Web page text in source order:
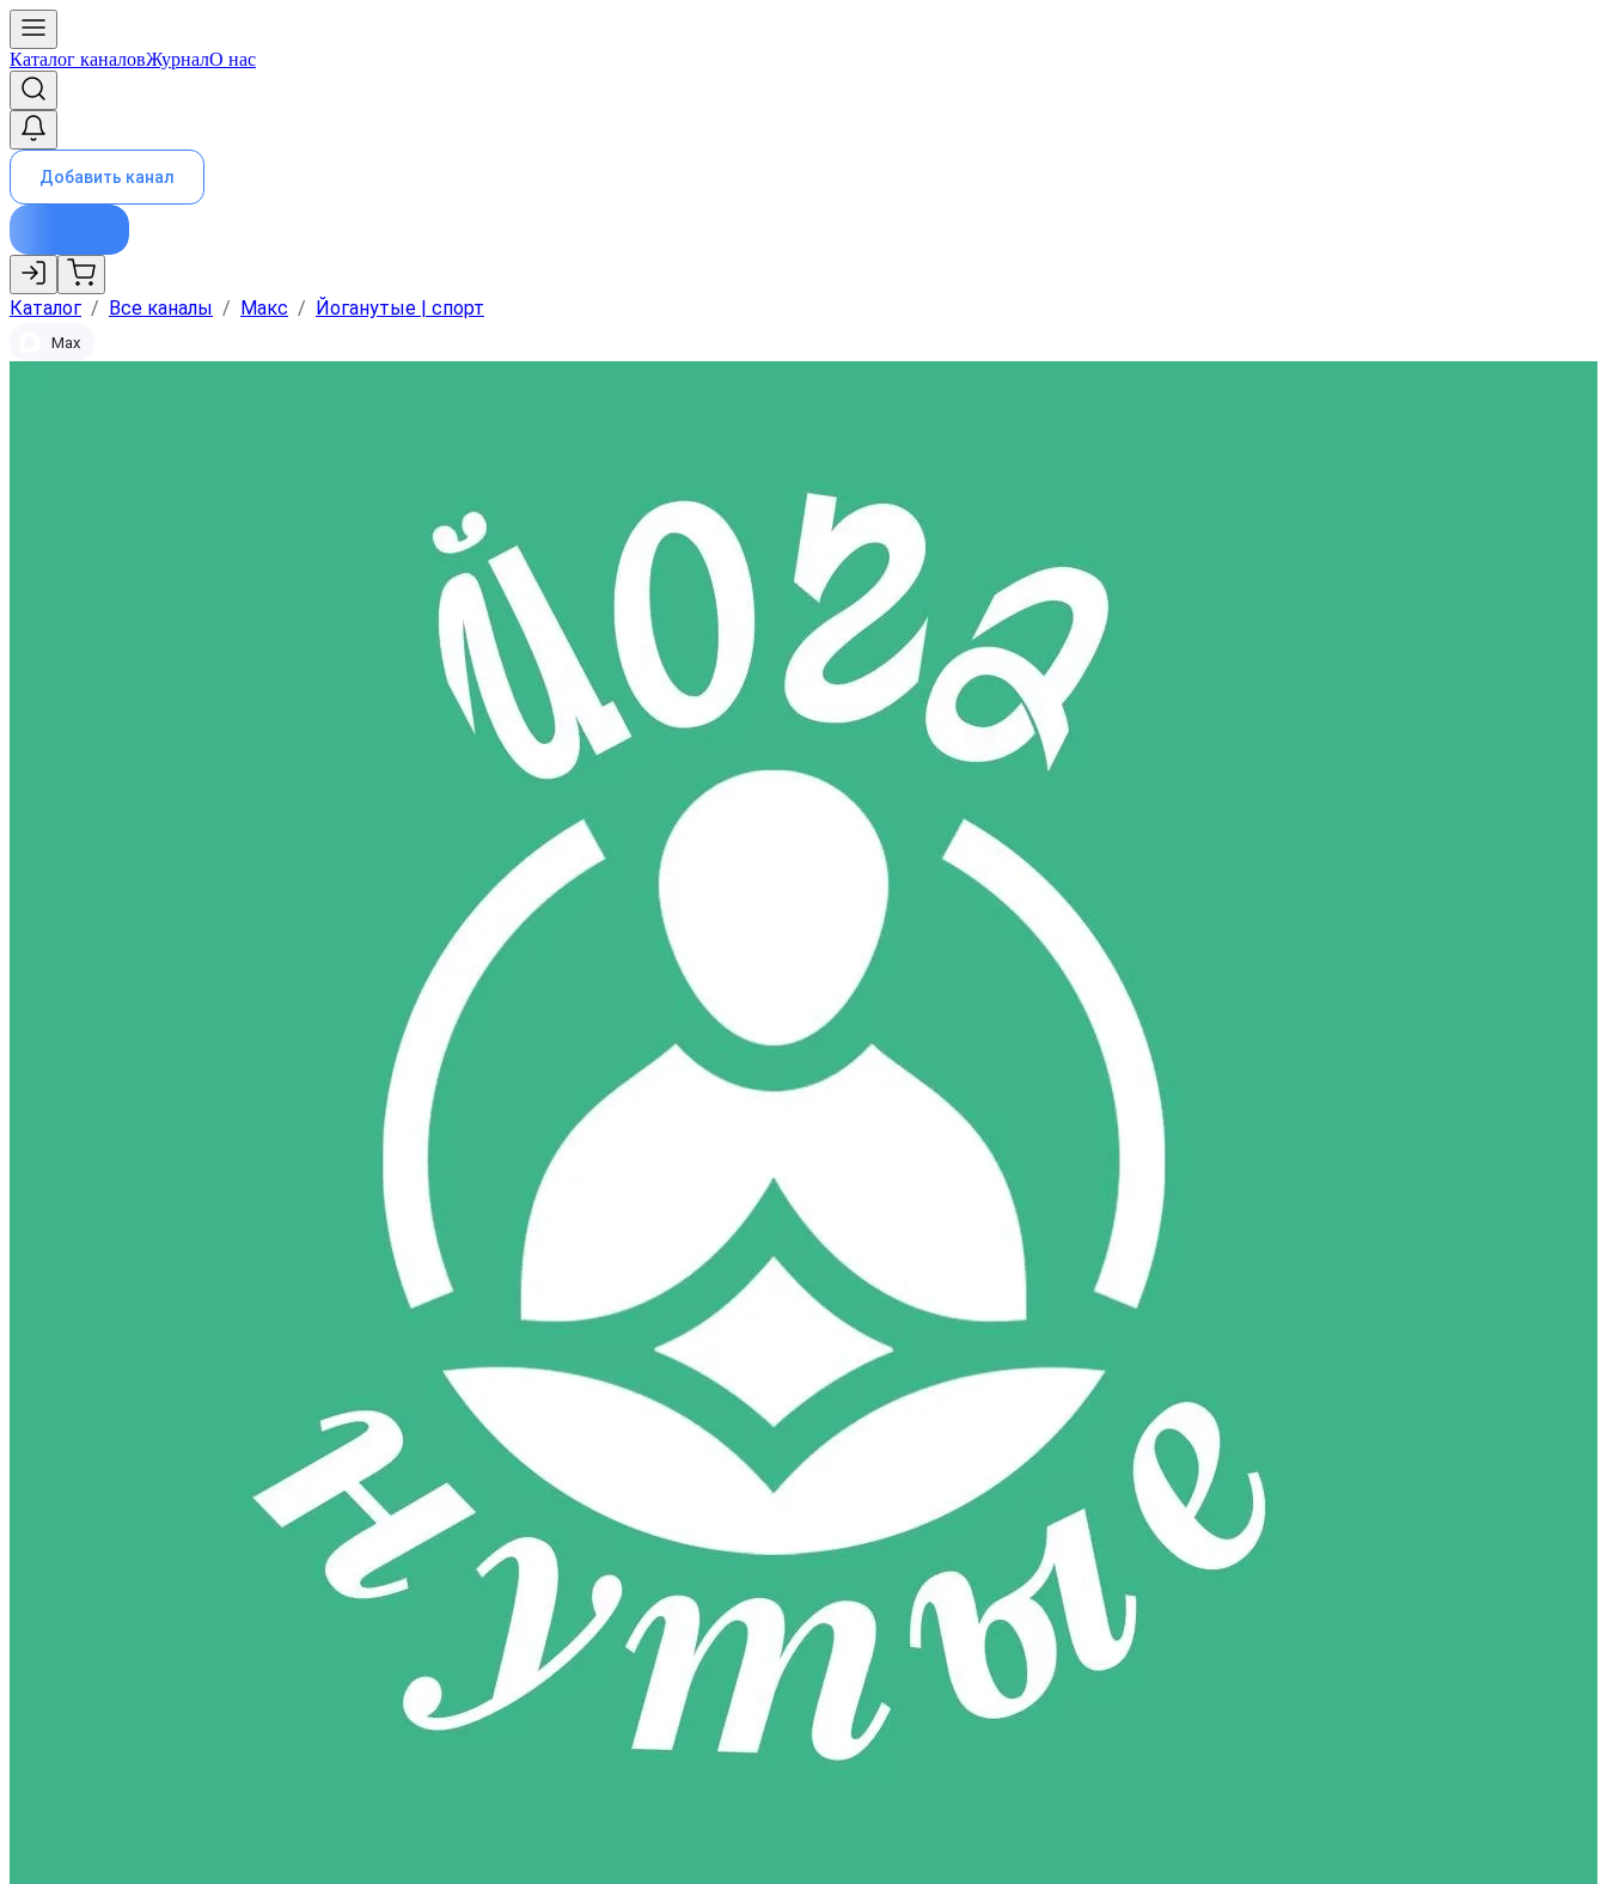
Каталог каналовЖурналО нас
Добавить канал
Каталог / Все каналы / Макс / Йоганутые | спорт
Max